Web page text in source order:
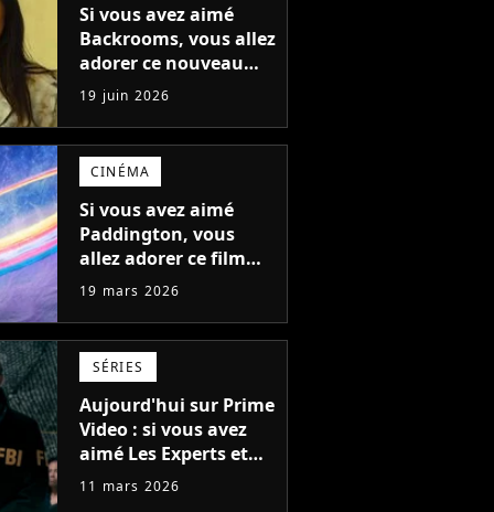
Si vous avez aimé
Backrooms, vous allez
adorer ce nouveau
film tout aussi
flippant que
prometteur !
19 juin 2026
CINÉMA
Si vous avez aimé
Paddington, vous
allez adorer ce film
centré sur le jouet le
décennie
19 mars 2026
SÉRIES
Aujourd'hui sur Prime
Video : si vous avez
aimé Les Experts et
True Detective, vous
11 mars 2026